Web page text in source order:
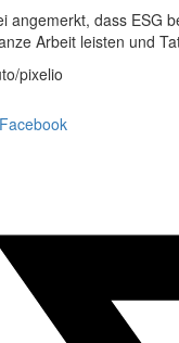
angemerkt, dass ESG
Arbeit leisten und
pixelio
Facebook